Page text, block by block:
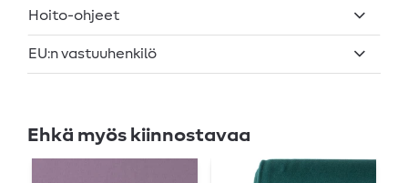
Hoito-ohjeet
EU:n vastuuhenkilö
Ehkä myös kiinnostavaa